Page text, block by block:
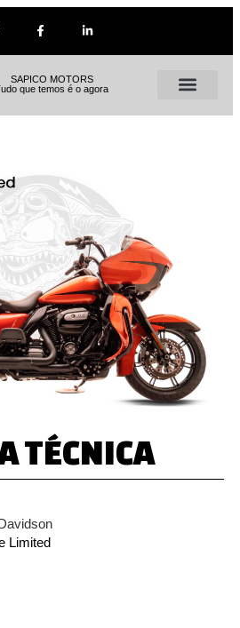
SAPICO MOTORS
que temos é o agora
TÉCNICA
Limited